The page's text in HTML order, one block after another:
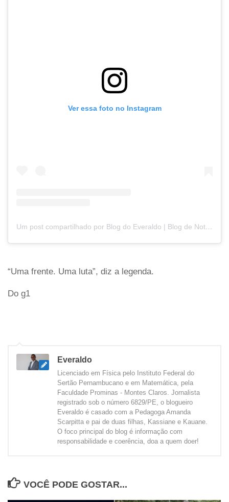
Ver essa foto no Instagram
Um post compartilhado por Blog do Everaldo | Blog de Notícias (@blogdoeveraldo)
“Uma frente. Uma luta”, diz a legenda.
Do g1
Everaldo
Licenciado em Física pelo Instituto Federal do
Sertão Pernambucano e em Matemática, pela
Faculdade Prominas - Montes Claros. Jornalista
registrado sob o número 6829/PE, o blogueiro
Everaldo é casado com a Pedagoga Amanda
Scarpitta e pai de duas filhas, Kassiane e Kauane.
O foco principal do blog é informação com
responsabilidade e coerência, doa a quem doer!
VOCÊ PODE GOSTAR...